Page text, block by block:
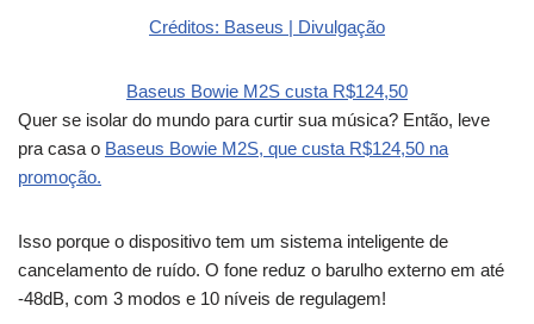
Créditos: Baseus | Divulgação
Baseus Bowie M2S custa R$124,50
Quer se isolar do mundo para curtir sua música? Então, leve
pra casa o Baseus Bowie M2S, que custa R$124,50 na
promoção.
Isso porque o dispositivo tem um sistema inteligente de
cancelamento de ruído. O fone reduz o barulho externo em até
-48dB, com 3 modos e 10 níveis de regulagem!